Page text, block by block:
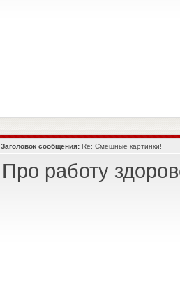
Заголовок сообщения: Re: Смешные картинки!
Про работу